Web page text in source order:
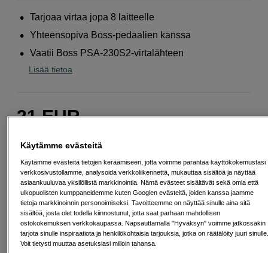
Tarjoaa virtaa jopa 8 laitteelle
Yhteensopiva Boss-pedaalien kanssa
Vaatii Boss PSA-230S2-virtalähteen
Lisää tietoa
21 EUR
Määrä
Ilmainen toimitus yli 200 EUR ostoksille
Käytämme evästeitä
Käytämme evästeitä tietojen keräämiseen, jotta voimme parantaa käyttökokemustasi
verkkosivustollamme, analysoida verkkoliikennettä, mukauttaa sisältöä ja näyttää
asiaankuuluvaa yksilöllistä markkinointia. Nämä evästeet sisältävät sekä omia että
ulkopuolisten kumppaneidemme kuten Googlen evästeitä, joiden kanssa jaamme
tietoja markkinoinnin personoimiseksi. Tavoitteemme on näyttää sinulle aina sitä
sisältöä, josta olet todella kiinnostunut, jotta saat parhaan mahdollisen
ostokokemuksen verkkokaupassa. Napsauttamalla "Hyväksyn" voimme jatkossakin
tarjota sinulle inspiraatiota ja henkilökohtaisia tarjouksia, jotka on räätälöity juuri
Voit tietysti muuttaa asetuksiasi milloin tahansa.